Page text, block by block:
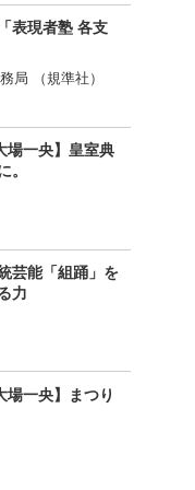
表現者塾 各支
局 （規準社）
場一央】皇室典
。
芸能「組踊」を
力
場一央】まつり